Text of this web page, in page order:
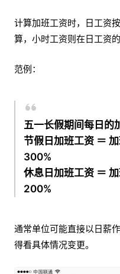
计算加班工资时，日工资
算，小时工资则在日工资
范例：
五一长假期间每日的
节假日加班工资 ＝
300%
休息日加班工资 ＝
200%
通常单位可能直接以日薪
得看具体情况变更。